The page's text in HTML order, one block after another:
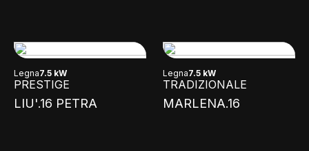
Legna7.5 kW
PRESTIGE
LIU'.16 PETRA
Legna7.5 kW
TRADIZIONALE
MARLENA.16